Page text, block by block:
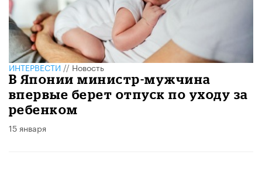
ИНТЕРВЕСТИ//Новость
В Японии министр-мужчина
впервые берет отпуск по уходу за
ребенком
15 января